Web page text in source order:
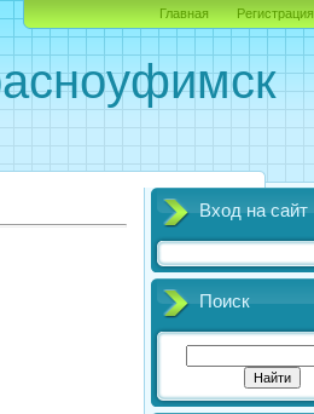
Главная Регистрация
Вход на сайт
Поиск